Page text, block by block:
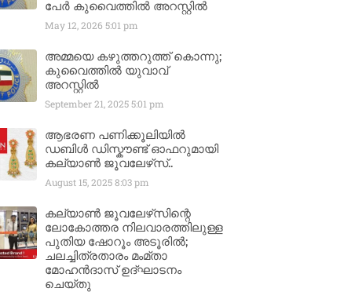
പേർ കുവൈത്തിൽ അറസ്റ്റിൽ
May 12, 2026 5:01 pm
അമ്മയെ കഴുത്തറുത്ത് കൊന്നു;
കുവൈത്തിൽ യുവാവ്
അറസ്റ്റിൽ
September 21, 20255:01 pm
ആഭരണ പണിക്കൂലിയിൽ
ഡബിൾ ഡിസ്കൗണ്ട് ഓഫറുമായി
കല്യാൺ ജൂവലേഴ്‌സ്..
August 15, 20258:03 pm
കല്യാൺ ജൂവലേഴ്‌സിന്റെ
ലോകോത്തര നിലവാരത്തിലുള്ള
പുതിയ ഷോറൂം അടൂരിൽ;
ചലച്ചിത്രതാരം മംമ്താ
മോഹൻദാസ് ഉദ്ഘാടനം
ചെയ്‌തു